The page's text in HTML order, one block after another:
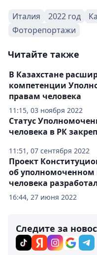
Италия 2022 год
Фоторепортажи
Читайте также
11:15, 03 ноября 2022
В Казахстане
компетенции
правам человека
11:51, 07 сентября 2022
Статус
человека в РК
16:44, 27 июня 2022
Проект
об уполномоченном
человека
Следите за